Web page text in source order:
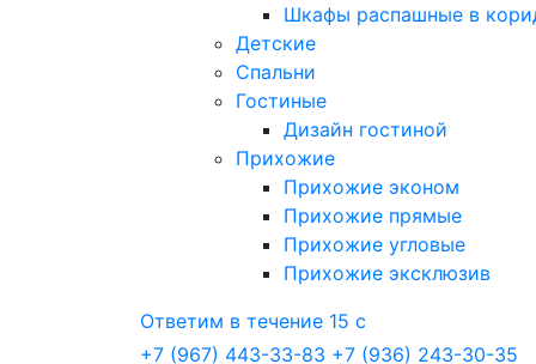
Шкафы распашные в
Детские
Спальни
Гостиные
Дизайн гостиной
Прихожие
Прихожие эконом
Прихожие прямые
Прихожие угловые
Прихожие эксклюзив
Ответим в течение 15 с
+7 (967) 443-33-83 +7 (936) 243-30-35